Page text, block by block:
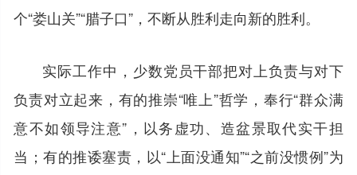
个“娄山关”“腊子口”，不断从胜利走向新的胜利。
实际工作中，少数党员干部把对上负责与对下
负责对立起来，有的推崇“唯上”哲学，奉行“群众满
意不如领导注意”，以务虚功、造盆景取代实干担
当；有的推诿塞责，以“上面没通知”“之前没惯例”为